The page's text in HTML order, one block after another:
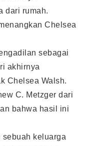
dari rumah.
Chelsea
sebagai
akhirnya
Chelsea Walsh.
C. Metzger dari
bahwa hasil ini
keluarga